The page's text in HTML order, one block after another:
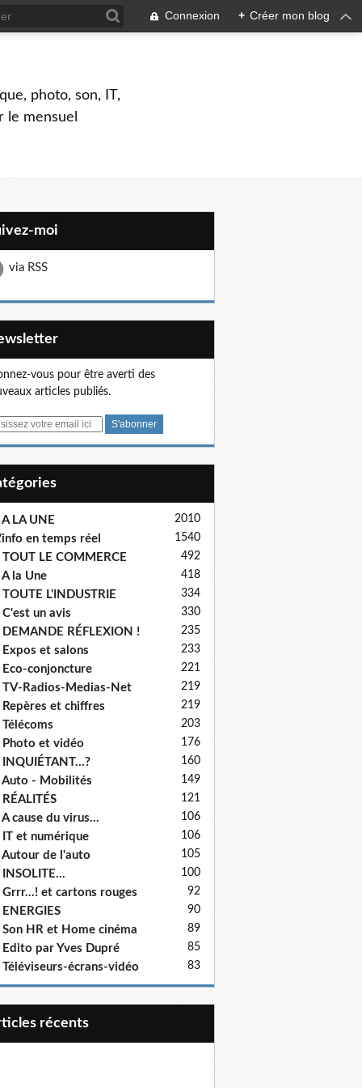
Connexion + Créer mon blog
photo, son, IT,
le mensuel
moi
via RSS
vous pour être averti des
articles publiés.
LA UNE 2010
en temps réel 1540
LE COMMERCE 492
la Une 418
L'INDUSTRIE 334
un avis 330
RÉFLEXION ! 235
et salons 233
conjoncture 221
Radios-Medias-Net 219
et chiffres 219
203
et vidéo 176
160
Auto - Mobilités 149
121
cause du virus... 106
et numérique 106
de l'auto 105
100
et cartons rouges 92
90
HR et Home cinéma 89
par Yves Dupré 85
écrans-vidéo 83
récents